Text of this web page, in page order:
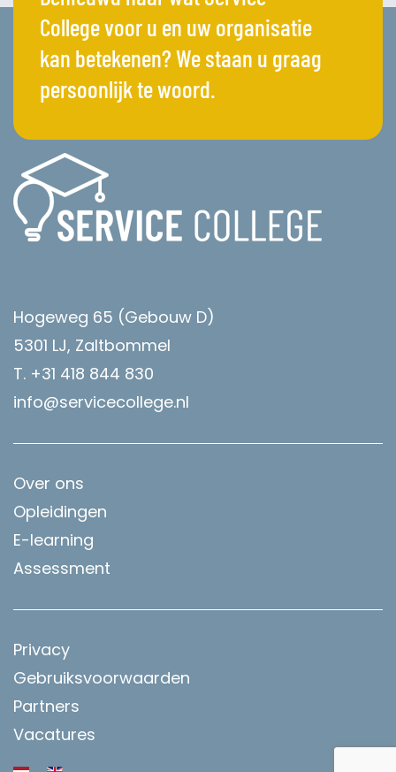
College voor u en uw organisatie
kan betekenen? We staan u graag
persoonlijk te woord.
Hogeweg 65 (Gebouw D)
5301 LJ, Zaltbommel
T. +31 418 844 830
info@servicecollege.nl
Over ons
Opleidingen
E-learning
Assessment
Privacy
Gebruiksvoorwaarden
Partners
Vacatures